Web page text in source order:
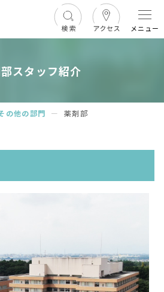
メニュー
スタッフ紹介
の他の部門 ー 薬剤部